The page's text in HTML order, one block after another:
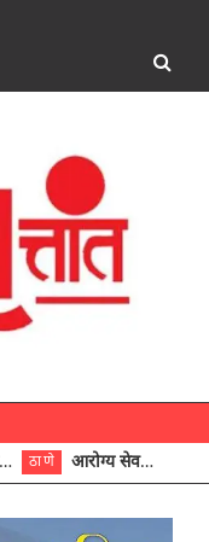
ठाणे आरोग्य सेवक (पुरुष) पदावरून ११ कर्मचाऱ्यांना आरोग्य सहाय्यक (पुरुष) पदावर पदोन्नती; मुख्य कार्यकारी अधिकारी रणजित यादव यांच्या हस्ते आदेश वितरण